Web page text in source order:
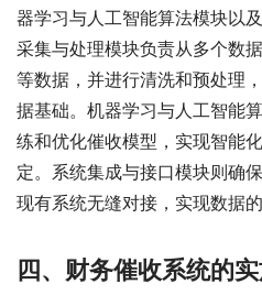
器学习与人工智能算法模块以
采集与处理模块负责从多个数
等数据，并进行清洗和预处理
据基础。机器学习与人工智能
练和优化催收模型，实现智能
定。系统集成与接口模块则确
现有系统无缝对接，实现数据
四、财务催收系统的